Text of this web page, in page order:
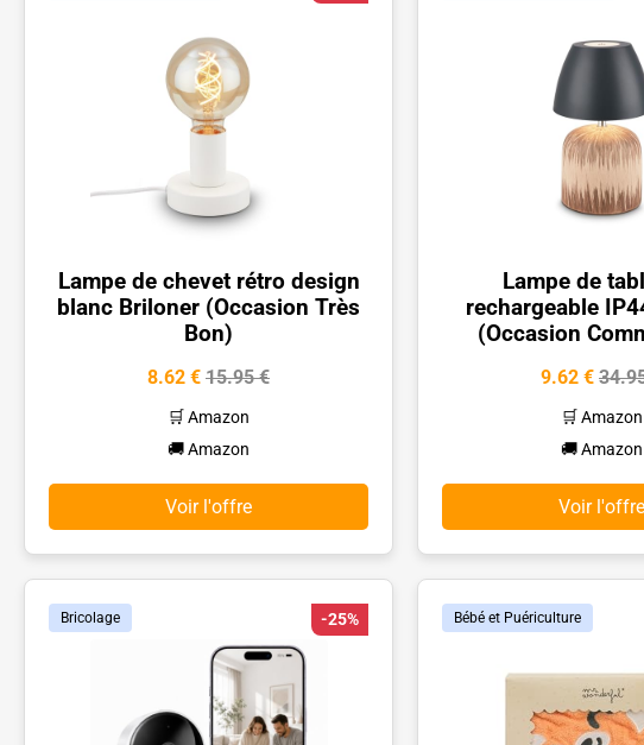
Lampe de chevet rétro design
blanc Briloner (Occasion Très
Bon)
8.62 € 15.95 €
🛒 Amazon
🚚 Amazon
Voir l'offre
Lampe de
rechargeable
(Occasion
9.62 €
🛒 Amazon
🚚 Amazon
Voir l'offre
Bricolage -25% Bébé et Puériculture